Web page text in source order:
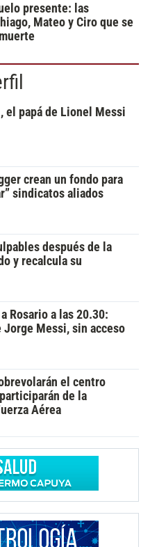
presente: las
Mateo y Ciro que se
el papá de Lionel Messi
crean un fondo para
sindicatos aliados
después de la
y recalcula su
Rosario a las 20.30:
Messi, sin acceso
el centro
de la
Aérea